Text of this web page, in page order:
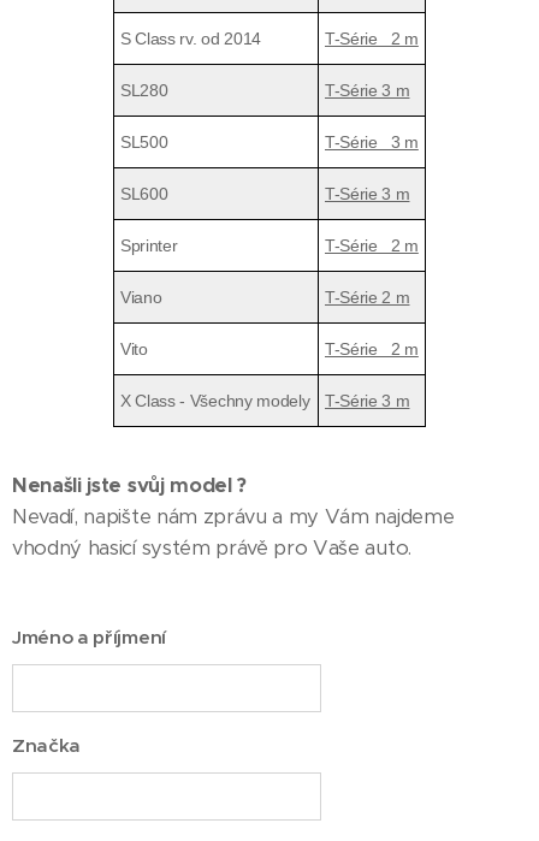
S Class rv. od 2014 T-Série 2 m
SL280 T-Série 3 m
SL500 T-Série 3 m
SL600 T-Série 3 m
Sprinter T-Série 2 m
Viano T-Série 2 m
Vito T-Série 2 m
X Class - Všechny modely T-Série 3 m
Nenašli jste svůj model ?
Nevadí, napište nám zprávu a my Vám najdeme
vhodný hasicí systém právě pro Vaše auto.
Jméno a příjmení
Značka